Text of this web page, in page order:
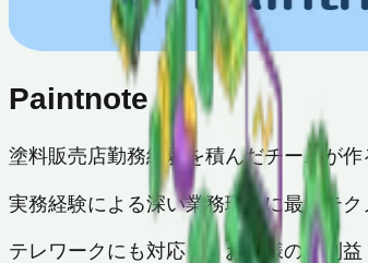
Paintnote
塗料販売店勤務経験を積んだチームが
実務経験による深い業務理解に最新テ
テレワークにも対応し、お客様の「利